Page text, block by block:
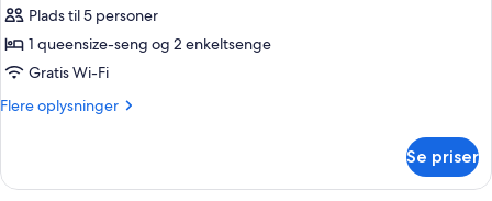
-
havudsigt
Penthouselejlighed
-
2
Plads til 5 personer
1 queensize-seng og 2 enkeltsenge
Gratis Wi-Fi
Flere oplysninger
Flere
-
Se priser